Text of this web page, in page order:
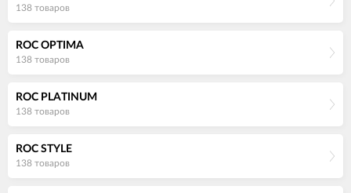
138 товаров
ROC OPTIMA
138 товаров
ROC PLATINUM
138 товаров
ROC STYLE
138 товаров